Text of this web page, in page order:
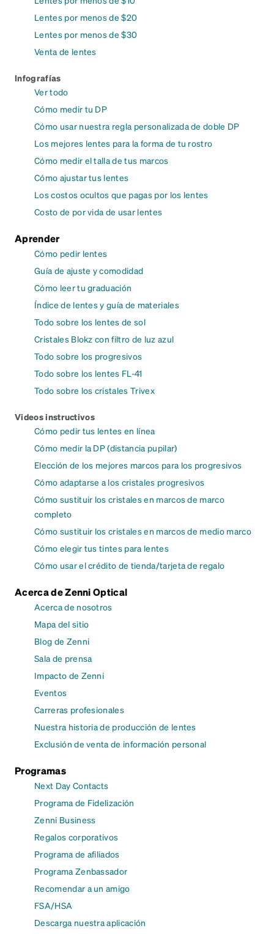
Lentes por menos de $20
Lentes por menos de $30
Venta de lentes
Infografías
Ver todo
Cómo medir tu DP
Cómo usar nuestra regla personalizada de doble DP
Los mejores lentes para la forma de tu rostro
Cómo medir el talla de tus marcos
Cómo ajustar tus lentes
Los costos ocultos que pagas por los lentes
Costo de por vida de usar lentes
Aprender
Cómo pedir lentes
Guía de ajuste y comodidad
Cómo leer tu graduación
Índice de lentes y guía de materiales
Todo sobre los lentes de sol
Cristales Blokz con filtro de luz azul
Todo sobre los progresivos
Todo sobre los lentes FL-41
Todo sobre los cristales Trivex
Videos instructivos
Cómo pedir tus lentes en línea
Cómo medir la DP (distancia pupilar)
Elección de los mejores marcos para los progresivos
Cómo adaptarse a los cristales progresivos
Cómo sustituir los cristales en marcos de marco
completo
Cómo sustituir los cristales en marcos de medio marco
Cómo elegir tus tintes para lentes
Cómo usar el crédito de tienda/tarjeta de regalo
Acerca de Zenni Optical
Acerca de nosotros
Mapa del sitio
Blog de Zenni
Sala de prensa
Impacto de Zenni
Eventos
Carreras profesionales
Nuestra historia de producción de lentes
Exclusión de venta de información personal
Programas
Next Day Contacts
Programa de Fidelización
Zenni Business
Regalos corporativos
Programa de afiliados
Programa Zenbassador
Recomendar a un amigo
FSA/HSA
Descarga nuestra aplicación